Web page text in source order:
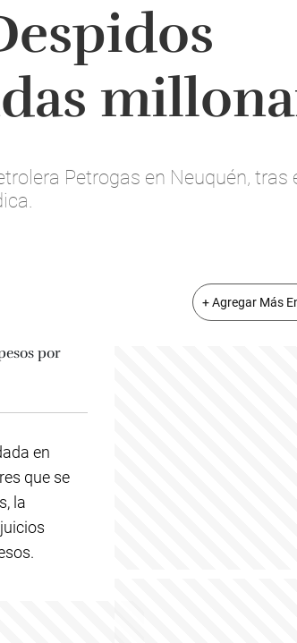
Petrogas en Neuquén, tras
+ Agregar Más
en
que se
la